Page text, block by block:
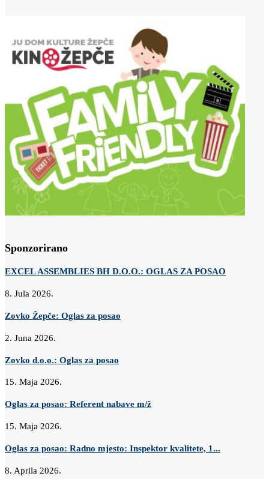
Sponzorirano
EXCEL ASSEMBLIES BH D.O.O.: OGLAS ZA POSAO
8. Jula 2026.
Zovko Žepče: Oglas za posao
2. Juna 2026.
Zovko d.o.o.: Oglas za posao
15. Maja 2026.
Oglas za posao: Referent nabave m/ž
15. Maja 2026.
Oglas za posao: Radno mjesto: Inspektor kvalitete, 1...
8. Aprila 2026.